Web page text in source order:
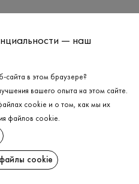
(до 30 °C)
температуре
— наш
сайта в этом браузере?
вашего опыта на этом сайте.
cookie и о том, как мы их
файлов cookie.
cookie